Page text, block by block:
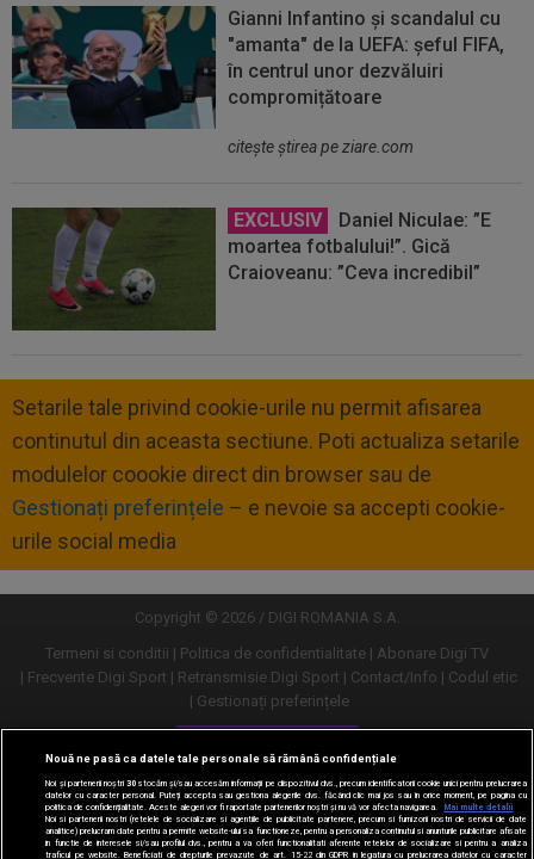
Gianni Infantino și scandalul cu
"amanta" de la UEFA: șeful FIFA,
în centrul unor dezvăluiri
compromițătoare
citeşte ştirea pe ziare.com
EXCLUSIV
Daniel Niculae: ”E
moartea fotbalului!”. Gică
Craioveanu: ”Ceva incredibil”
Setarile tale privind cookie-urile nu permit afisarea
continutul din aceasta sectiune. Poti actualiza setarile
modulelor coookie direct din browser sau de
Gestionați preferințele – e nevoie sa accepti cookie-
urile social media
Copyright © 2026 / DIGI ROMANIA S.A.
Termeni si conditii
Politica de confidentialitate
Abonare Digi TV
Frecvente Digi Sport
Retransmisie Digi Sport Contact/Info
Codul etic
Gestionați preferințele
Versiune desktop
Nouă ne pasă ca datele tale personale să rămână confidențiale
Noi și partenerii noștri30stocăm și/sau accesăm informații pe dispozitivul dvs., precum identificatorii cookie unici pentru prelucrarea
datelor cu caracter personal. Puteți accepta sau gestiona alegerile dvs. făcând clic mai jos sau în orice moment, pe pagina cu
politica de confidențialitate. Aceste alegeri vor fi raportate partenerilor noștri și nu vă vor afecta navigarea.
Mai multe detalii
Noi si partenerii nostri (retelele de socializare si agentiile de publicitate partenere, precum si furnizorii nostri de servicii de date
analitice) prelucram date pentru a permite website-ului sa functioneze, pentru a personaliza continutul si anunturile publicitare afisate
in functie de interesele si/sau profilul dvs., pentru a va oferi functionalitati aferente retelelor de socializare si pentru a analiza
traficul pe website. Beneficiati de drepturile prevazute de art. 15-22 din GDPR in legatura cu prelucrarea datelor cu caracter